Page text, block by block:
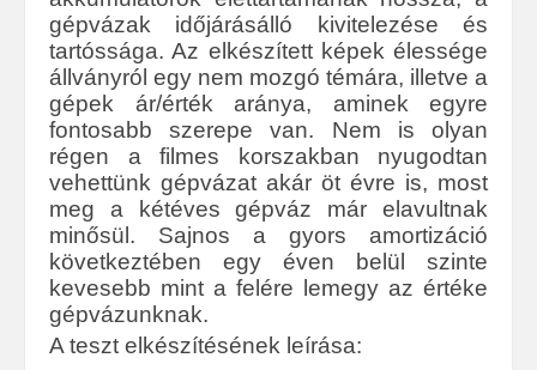
gépvázak időjárásálló kivitelezése és
tartóssága. Az elkészített képek élessége
állványról egy nem mozgó témára, illetve a
gépek ár/érték aránya, aminek egyre
fontosabb szerepe van. Nem is olyan
régen a filmes korszakban nyugodtan
vehettünk gépvázat akár öt évre is, most
meg a kétéves gépváz már elavultnak
minősül. Sajnos a gyors amortizáció
következtében egy éven belül szinte
kevesebb mint a felére lemegy az értéke
gépvázunknak.
A teszt elkészítésének leírása: